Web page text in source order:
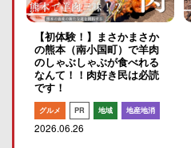
【初体験！】まさかまさか
の熊本（南小国町）で羊肉
のしゃぶしゃぶが食べれる
なんて！！肉好き民は必読
です！
グルメ PR 地域 地産地消
2026.06.26